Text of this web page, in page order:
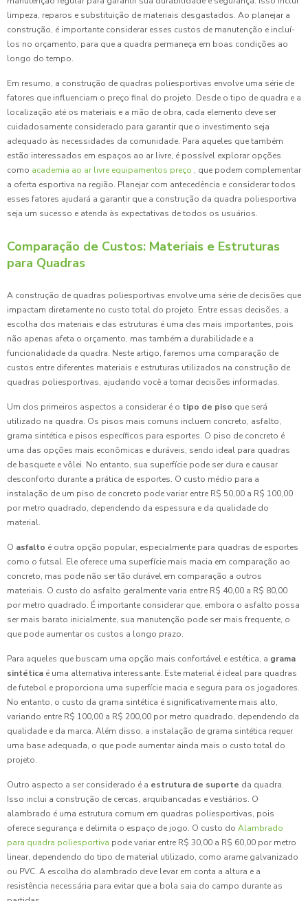
limpeza, reparos e substituição de materiais desgastados. Ao planejar a
construção, é importante considerar esses custos de manutenção e incluí-
los no orçamento, para que a quadra permaneça em boas condições ao
longo do tempo.
Em resumo, a construção de quadras poliesportivas envolve uma série de
fatores que influenciam o preço final do projeto. Desde o tipo de quadra e a
localização até os materiais e a mão de obra, cada elemento deve ser
cuidadosamente considerado para garantir que o investimento seja
adequado às necessidades da comunidade. Para aqueles que também
estão interessados em espaços ao ar livre, é possível explorar opções
como academia ao ar livre equipamentos preço , que podem complementar
a oferta esportiva na região. Planejar com antecedência e considerar todos
esses fatores ajudará a garantir que a construção da quadra poliesportiva
seja um sucesso e atenda às expectativas de todos os usuários.
Comparação de Custos: Materiais e Estruturas
para Quadras
A construção de quadras poliesportivas envolve uma série de decisões que
impactam diretamente no custo total do projeto. Entre essas decisões, a
escolha dos materiais e das estruturas é uma das mais importantes, pois
não apenas afeta o orçamento, mas também a durabilidade e a
funcionalidade da quadra. Neste artigo, faremos uma comparação de
custos entre diferentes materiais e estruturas utilizados na construção de
quadras poliesportivas, ajudando você a tomar decisões informadas.
Um dos primeiros aspectos a considerar é o tipo de piso que será
utilizado na quadra. Os pisos mais comuns incluem concreto, asfalto,
grama sintética e pisos específicos para esportes. O piso de concreto é
uma das opções mais econômicas e duráveis, sendo ideal para quadras
de basquete e vôlei. No entanto, sua superfície pode ser dura e causar
desconforto durante a prática de esportes. O custo médio para a
instalação de um piso de concreto pode variar entre R$ 50,00 a R$ 100,00
por metro quadrado, dependendo da espessura e da qualidade do
material.
O asfalto é outra opção popular, especialmente para quadras de esportes
como o futsal. Ele oferece uma superfície mais macia em comparação ao
concreto, mas pode não ser tão durável em comparação a outros
materiais. O custo do asfalto geralmente varia entre R$ 40,00 a R$ 80,00
por metro quadrado. É importante considerar que, embora o asfalto possa
ser mais barato inicialmente, sua manutenção pode ser mais frequente, o
que pode aumentar os custos a longo prazo.
Para aqueles que buscam uma opção mais confortável e estética, a grama
sintética é uma alternativa interessante. Este material é ideal para quadras
de futebol e proporciona uma superfície macia e segura para os jogadores.
No entanto, o custo da grama sintética é significativamente mais alto,
variando entre R$ 100,00 a R$ 200,00 por metro quadrado, dependendo da
qualidade e da marca. Além disso, a instalação de grama sintética requer
uma base adequada, o que pode aumentar ainda mais o custo total do
projeto.
Outro aspecto a ser considerado é a estrutura de suporte da quadra.
Isso inclui a construção de cercas, arquibancadas e vestiários. O
alambrado é uma estrutura comum em quadras poliesportivas, pois
oferece segurança e delimita o espaço de jogo. O custo do Alambrado
para quadra poliesportiva pode variar entre R$ 30,00 a R$ 60,00 por metro
linear, dependendo do tipo de material utilizado, como arame galvanizado
ou PVC. A escolha do alambrado deve levar em conta a altura e a
resistência necessária para evitar que a bola saia do campo durante as